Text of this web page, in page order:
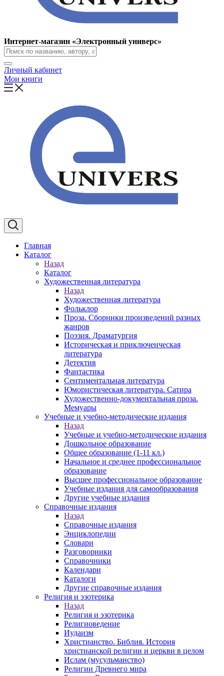
Интернет-магазин «Электронный универс»
Личный кабинет
Мои книги
Главная
Каталог
Назад
Каталог
Художественная литература
Назад
Художественная литература
Фольклор
Проза. Сборники произведений разных
жанров
Поэзия. Драматургия
Историческая и приключенческая
литература
Детектив
Фантастика
Сентиментальная литература
Юмористическая литература. Сатира
Художественно-документальная проза.
Мемуары
Учебные и учебно-методические издания
Назад
Учебные и учебно-методические издания
Дошкольное образование
Общее образование (1-11 кл.)
Начальное и среднее профессиональное
образование
Высшее профессиональное образование
Учебные издания для самообразования
Другие учебные издания
Справочные издания
Назад
Справочные издания
Энциклопедии
Словари
Разговорники
Справочники
Календари
Каталоги
Другие справочные издания
Религия и эзотерика
Назад
Религия и эзотерика
Религиоведение
Иудаизм
Христианство. Библия. История
христианской религии и церкви в целом
Ислам (мусульманство)
Религии Древнего мира